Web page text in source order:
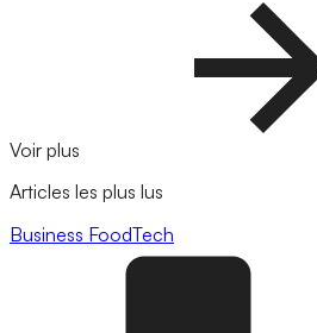
Voir plus
Articles les plus lus
Business FoodTech